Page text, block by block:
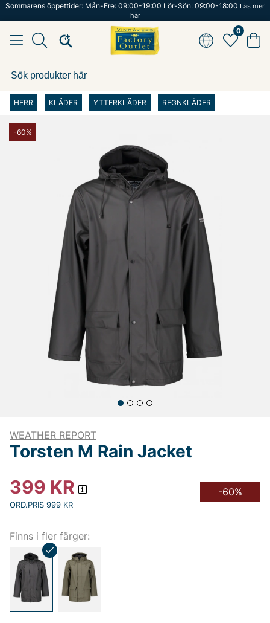
Sommarens öppettider: Mån-Fre: 09:00-19:00 Lör-Sön: 09:00-18:00 Läs mer
här
0
HERR KLÄDER YTTERKLÄDER REGNKLÄDER
-60%
WEATHER REPORT
Torsten M Rain Jacket
399 KR
ORD.PRIS 999 KR
-60%
Finns i fler färger: